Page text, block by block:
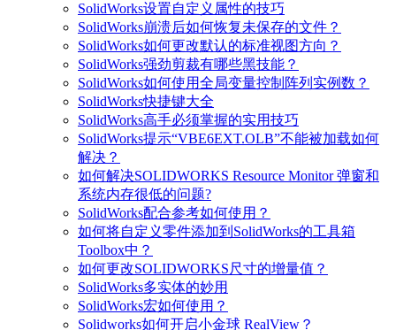
SolidWorks设置自定义属性的技巧
SolidWorks崩溃后如何恢复未保存的文件？
SolidWorks如何更改默认的标准视图方向？
SolidWorks强劲剪裁有哪些黑技能？
SolidWorks如何使用全局变量控制阵列实例数？
SolidWorks快捷键大全
SolidWorks高手必须掌握的实用技巧
SolidWorks提示“VBE6EXT.OLB”不能被加载如何
解决？
如何解决SOLIDWORKS Resource Monitor 弹窗和
系统内存很低的问题?
SolidWorks配合参考如何使用？
如何将自定义零件添加到SolidWorks的工具箱
Toolbox中？
如何更改SOLIDWORKS尺寸的增量值？
SolidWorks多实体的妙用
SolidWorks宏如何使用？
Solidworks如何开启小金球 RealView？